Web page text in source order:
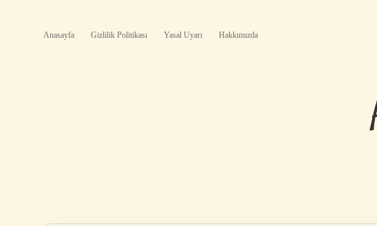
Anasayfa Gizlilik Politikası Yasal Uyarı Hakkımızda